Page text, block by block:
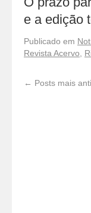
e a edição
Publicado em
Revista Acervo
← Posts mais